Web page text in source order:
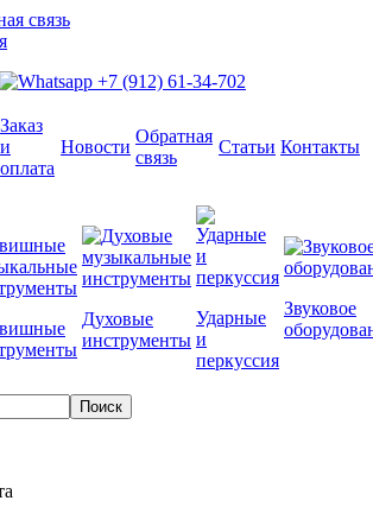
связь
+7 (912) 61-34-702
Заказ
и
оплата
Новости
Обратная
связь
Статьи Контакты
Духовые
инструменты
Ударные
и
перкуссия
Звуковое